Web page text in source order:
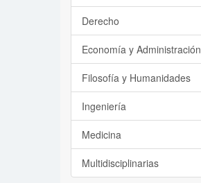
Derecho
Economía y Administración
Filosofía y Humanidades
Ingeniería
Medicina
Multidisciplinarias